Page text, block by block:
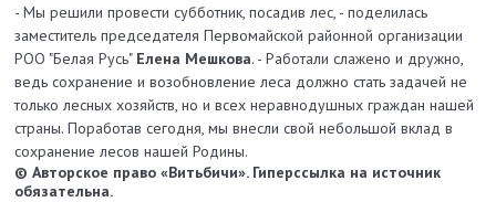
- Мы решили провести субботник, посадив лес, - поделилась
заместитель председателя Первомайской районной организации
РОО "Белая Русь" Елена Мешкова. - Работали слажено и дружно,
ведь сохранение и возобновление леса должно стать задачей не
только лесных хозяйств, но и всех неравнодушных граждан нашей
страны. Поработав сегодня, мы внесли свой небольшой вклад в
сохранение лесов нашей Родины.
© Авторское право «Витьбичи». Гиперссылка на источник
обязательна.